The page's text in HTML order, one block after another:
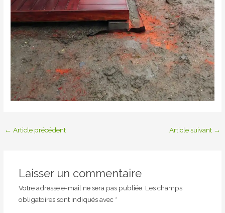
← Article précédent Article suivant →
Laisser un commentaire
Votre adresse e-mail ne sera pas publiée. Les champs
obligatoires sont indiqués avec *